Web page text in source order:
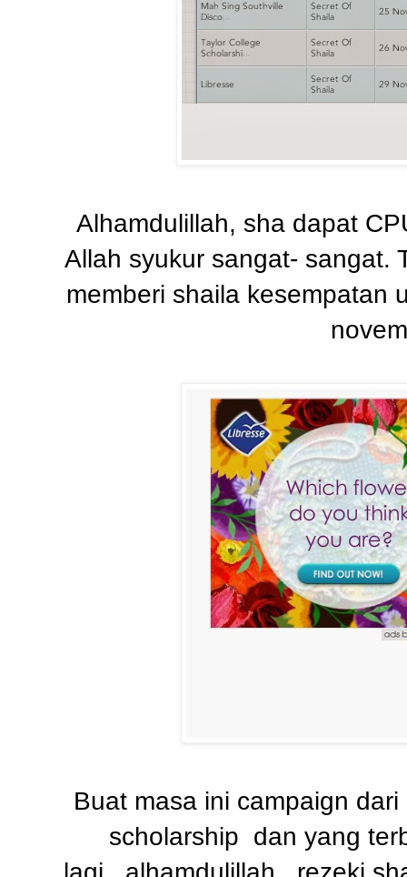
Alhamdulillah, sha dapat
Allah syukur sangat- sangat.
memberi shaila kesempatan
Buat masa ini campaign
scholarship dan yang